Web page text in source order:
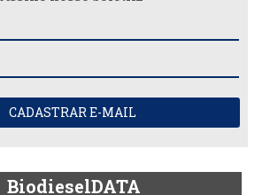
CADASTRAR E-MAIL
BiodieselDATA